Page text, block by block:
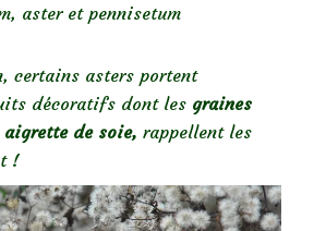
aster et pennisetum
certains asters portent
décoratifs dont les graines
aigrette de soie, rappellent les
!